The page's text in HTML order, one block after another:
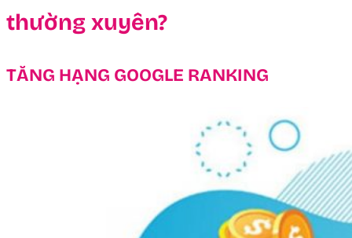
thường xuyên?
TĂNG HẠNG GOOGLE RANKING